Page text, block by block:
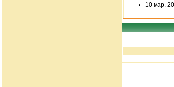
10 мар.